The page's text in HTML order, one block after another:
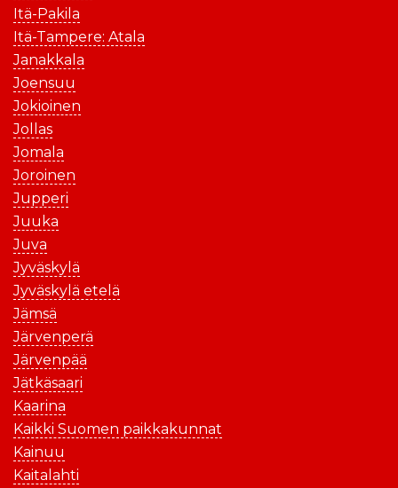
Itä-Pakila
Itä-Tampere: Atala
Janakkala
Joensuu
Jokioinen
Jollas
Jomala
Joroinen
Jupperi
Juuka
Juva
Jyväskylä
Jyväskylä etelä
Jämsä
Järvenperä
Järvenpää
Jätkäsaari
Kaarina
Kaikki Suomen paikkakunnat
Kainuu
Kaitalahti